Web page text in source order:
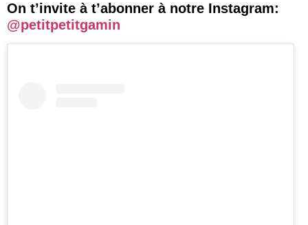
On t’invite à t’abonner à notre Instagram:
@petitpetitgamin